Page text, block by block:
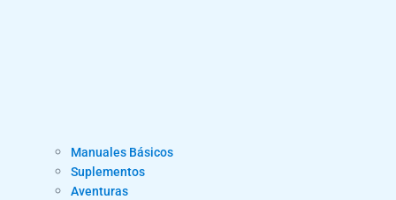
Manuales Básicos
Suplementos
Aventuras